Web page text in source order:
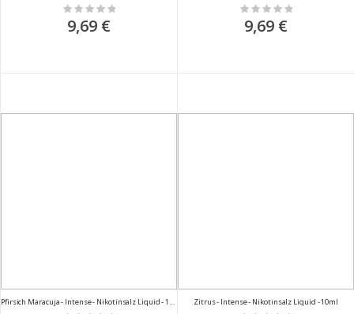
Rating:
0%
9,69 €
Rating:
0%
9,69 €
Pfirsich Maracuja - Intense - Nikotinsalz Liquid - 10ml Zitrus - Intense - Nikotinsalz Liquid - 10ml